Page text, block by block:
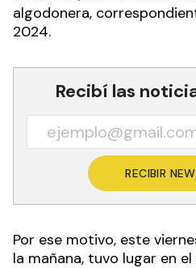
algodonera,
2024.
Recibí las
RECIBIR
Por ese motivo, este
la mañana, tuvo lugar en